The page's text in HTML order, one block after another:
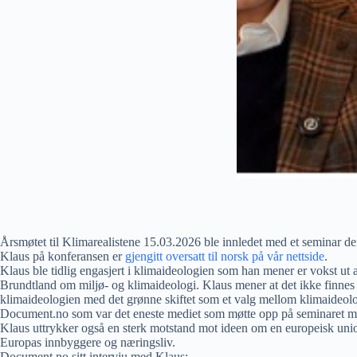
Årsmøtet til Klimarealistene 15.03.2026 ble innledet med et seminar
Klaus på konferansen er gjengitt oversatt til norsk på vår nettside.
Klaus ble tidlig engasjert i klimaideologien som han mener er vokst
Brundtland om miljø- og klimaideologi. Klaus mener at det ikke
klimaideologien med det grønne skiftet som et valg mellom
Document.no som var det eneste mediet som møtte opp på
Klaus uttrykker også en sterk motstand mot ideen om en europeisk
Europas innbyggere og næringsliv.